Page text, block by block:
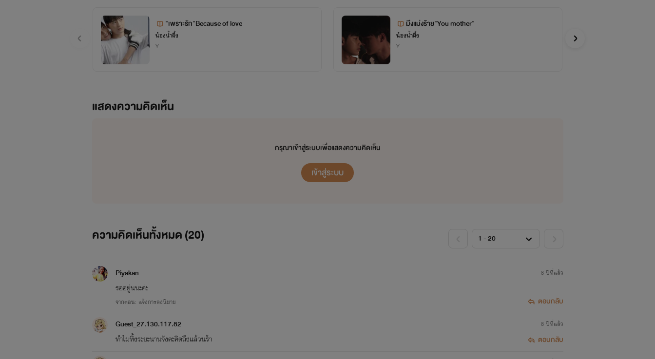
"เพราะรัก"Because of love
น้องน้ำผึ้ง
Y
มึงแม่งร้าย"You mother"
น้องน้ำผึ้ง
Y
แสดงความคิดเห็น
กรุณาเข้าสู่ระบบเพื่อแสดงความคิดเห็น
เข้าสู่ระบบ
ความคิดเห็นทั้งหมด (20)
Piyakan
รออยู่นนะค่ะ
จากตอน: แจ้งการลงนิยาย
8 ปีที่แล้ว
ตอบกลับ
Guest_27.130.117.82
ทำไมทิ้งระยะนานจังคะคิดถึงแล้วนร้า
8 ปีที่แล้ว
ตอบกลับ